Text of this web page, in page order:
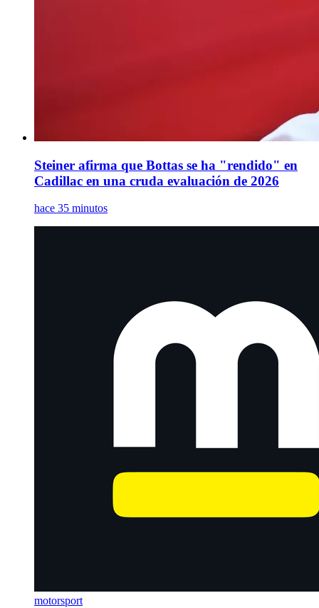
Steiner afirma que Bottas se ha "rendido" en
Cadillac en una cruda evaluación de 2026
hace 35 minutos
motorsport